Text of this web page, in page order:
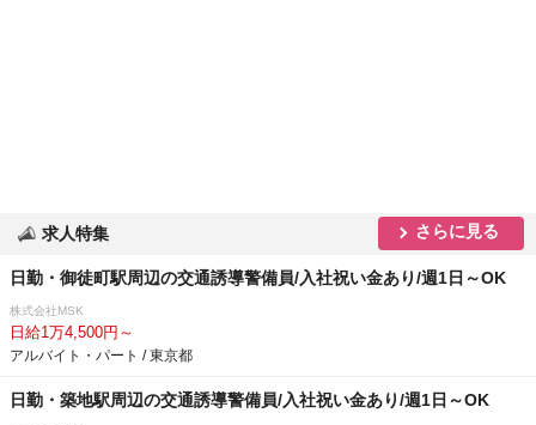
求人特集 さらに見る
日勤・御徒町駅周辺の交通誘導警備員/入社祝い金あり/週1日～OK
株式会社MSK
日給1万4,500円～
アルバイト・パート / 東京都
日勤・築地駅周辺の交通誘導警備員/入社祝い金あり/週1日～OK